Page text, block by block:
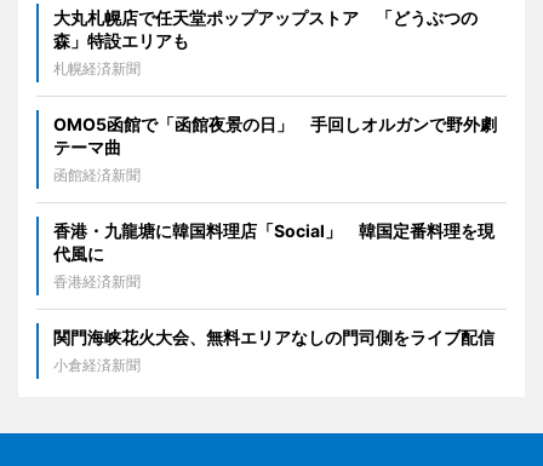
大丸札幌店で任天堂ポップアップストア 「どうぶつの
森」特設エリアも
札幌経済新聞
OMO5函館で「函館夜景の日」 手回しオルガンで野外劇
テーマ曲
函館経済新聞
香港・九龍塘に韓国料理店「Social」 韓国定番料理を現
代風に
香港経済新聞
関門海峡花火大会、無料エリアなしの門司側をライブ配信
小倉経済新聞